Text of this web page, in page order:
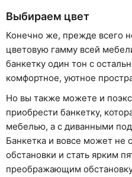
Выбираем цвет
Конечно же, прежде всего
цветовую гамму всей
банкетку один тон с
комфортное, уютное
Но вы также можете и
приобрести банкетку,
мебелью, а с диванными
Банкетка и вовсе может не
обстановки и стать ярким
преображающим